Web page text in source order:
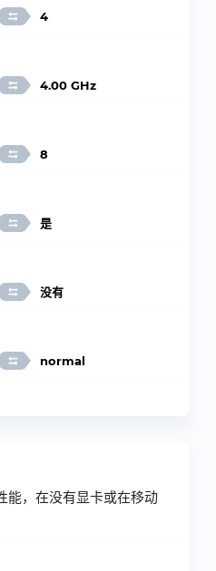
4
4.00 GHz
8
是
没有
normal
能，在没有显卡或在移动